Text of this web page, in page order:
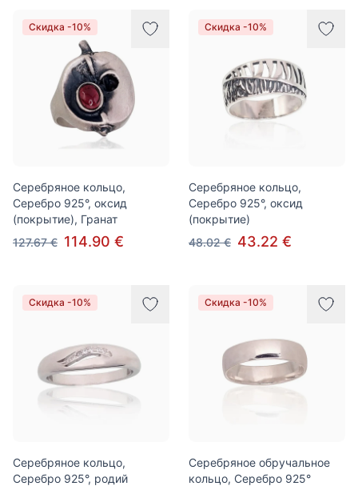
Скидка -10%
Серебряное кольцо,
Серебро 925°, оксид
(покрытие), Гранат
127.67 € 114.90 €
Скидка -10%
Серебряное кольцо,
Серебро 925°, оксид
(покрытие)
48.02 € 43.22 €
Скидка -10%
Серебряное кольцо,
Серебро 925°, родий
Скидка -10%
Серебряное обручальное
кольцо, Серебро 925°